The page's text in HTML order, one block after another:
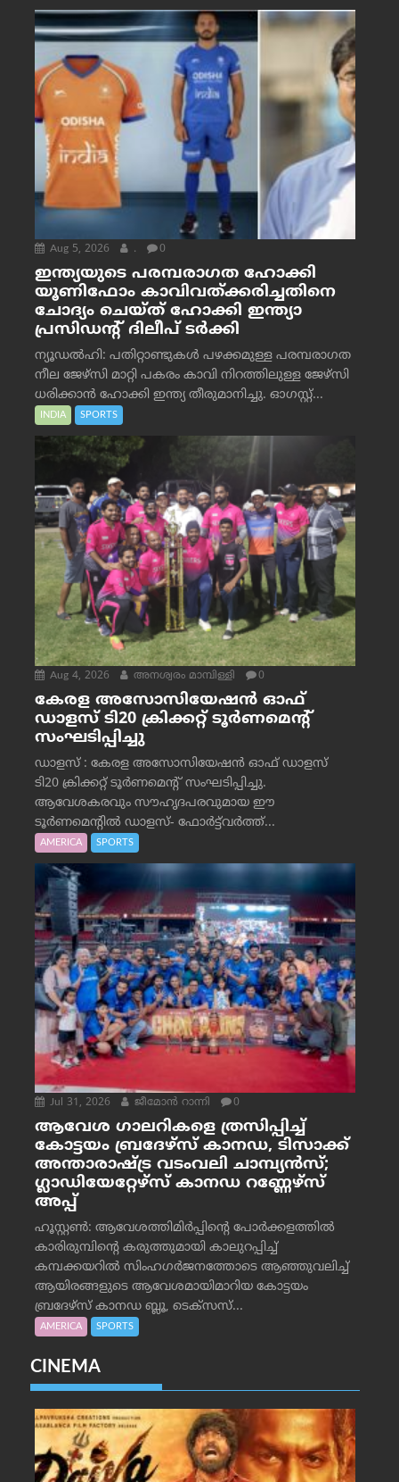
Aug 5, 2026 . 0
ഇന്ത്യയുടെ പരമ്പരാഗത ഹോക്കി
യൂണിഫോം കാവിവത്ക്കരിച്ചതിനെ
ചോദ്യം ചെയ്ത് ഹോക്കി ഇന്ത്യാ
പ്രസിഡന്റ് ദിലീപ് ടര്‍ക്കി
ന്യൂഡൽഹി: പതിറ്റാണ്ടുകൾ പഴക്കമുള്ള പരമ്പരാഗത
നീല ജേഴ്‌സി മാറ്റി പകരം കാവി നിറത്തിലുള്ള ജേഴ്‌സി
ധരിക്കാൻ ഹോക്കി ഇന്ത്യ തീരുമാനിച്ചു. ഓഗസ്റ്റ്...
INDIA SPORTS
Aug 4, 2026 അനശ്വരം മാമ്പിള്ളി 0
കേരള അസോസിയേഷൻ ഓഫ്
ഡാളസ് ടി20 ക്രിക്കറ്റ് ടൂർണമെന്റ്
സംഘടിപ്പിച്ചു
ഡാളസ് : കേരള അസോസിയേഷൻ ഓഫ് ഡാളസ്
ടി20 ക്രിക്കറ്റ് ടൂർണമെന്റ് സംഘടിപ്പിച്ചു.
ആവേശകരവും സൗഹൃദപരവുമായ ഈ
ടൂർണമെന്റിൽ ഡാളസ്- ഫോർട്ട്‌വര്‍ത്ത്...
AMERICA SPORTS
Jul 31, 2026 ജീമോന്‍ റാന്നി 0
ആവേശ ഗാലറികളെ ത്രസിപ്പിച്ച്
കോട്ടയം ബ്രദേഴ്‌സ് കാനഡ, ടിസാക്ക്
അന്താരാഷ്ട്ര വടംവലി ചാമ്പ്യന്‍സ്;
ഗ്ലാഡിയേറ്റേഴ്‌സ് കാനഡ റണ്ണേഴ്‌സ്
അപ്പ്
ഹൂസ്റ്റണ്‍: ആവേശത്തിമിര്‍പ്പിന്റെ പോര്‍ക്കളത്തില്‍
കാരിരുമ്പിന്റെ കരുത്തുമായി കാലുറപ്പിച്ച്
കമ്പക്കയറില്‍ സിംഹഗര്‍ജനത്തോടെ ആഞ്ഞുവലിച്ച്
ആയിരങ്ങളുടെ ആവേശമായിമാറിയ കോട്ടയം
ബ്രദേഴ്‌സ് കാനഡ ബ്ലൂ, ടെക്‌സസ്...
AMERICA SPORTS
CINEMA